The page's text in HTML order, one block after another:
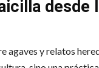
desde
agaves y relatos